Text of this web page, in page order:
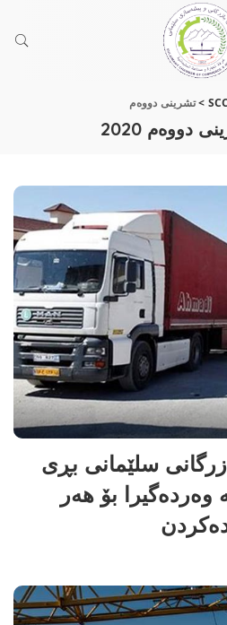
>تشرینی دووه‌م
دووه‌م 2020
سلێمانی بڕی
وەردەگیرا بۆ هەر